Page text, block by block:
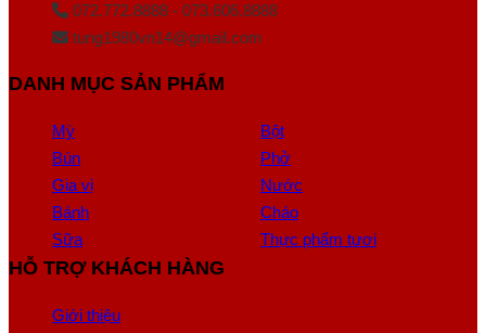
072.772.8888 - 073.606.8888
tung1980vn14@gmail.com
DANH MỤC SẢN PHẨM
Mỳ
Bột
Bún
Phở
Gia vị
Nước
Bánh
Cháo
Sữa
Thực phẩm tươi
HỖ TRỢ KHÁCH HÀNG
Giới thiệu